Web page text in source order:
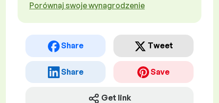
Porównaj swoje wynagrodzenie
Share Tweet
Share Save
Get link